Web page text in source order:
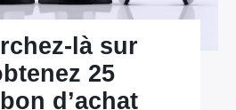
là sur
25
d’achat